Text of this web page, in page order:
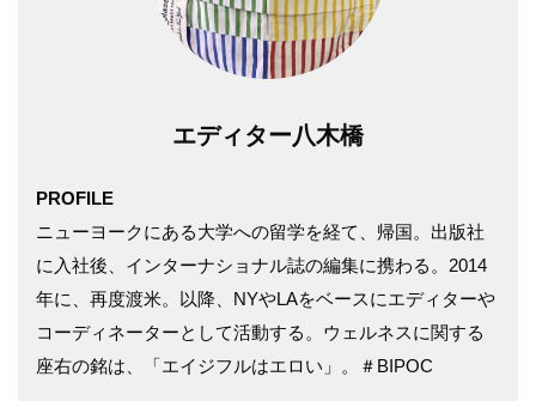
エディター八木橋
PROFILE
ニューヨークにある大学への留学を経て、帰国。出版社
に入社後、インターナショナル誌の編集に携わる。2014
年に、再度渡米。以降、NYやLAをベースにエディターや
コーディネーターとして活動する。ウェルネスに関する
座右の銘は、「エイジフルはエロい」。＃BIPOC